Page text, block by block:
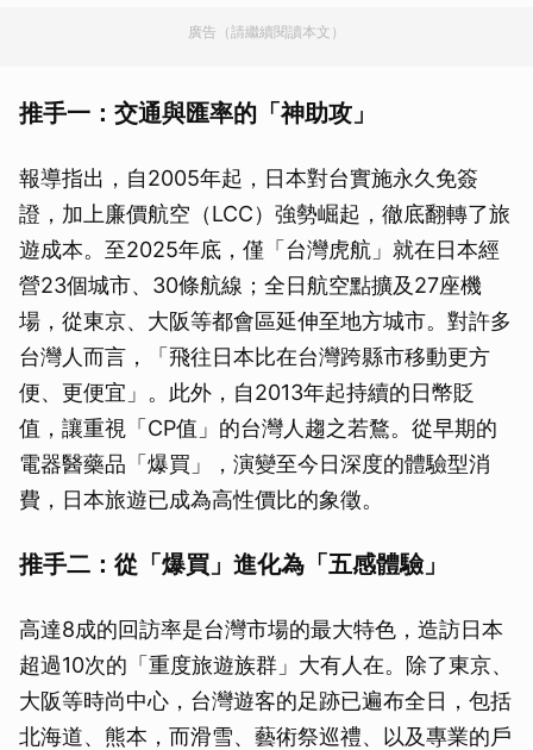
廣告（請繼續閱讀本文）
推手一：交通與匯率的「神助攻」
報導指出，自2005年起，日本對台實施永久免簽
證，加上廉價航空（LCC）強勢崛起，徹底翻轉了旅
遊成本。至2025年底，僅「台灣虎航」就在日本經
營23個城市、30條航線；全日航空點擴及27座機
場，從東京、大阪等都會區延伸至地方城市。對許多
台灣人而言，「飛往日本比在台灣跨縣市移動更方
便、更便宜」。此外，自2013年起持續的日幣貶
值，讓重視「CP值」的台灣人趨之若鶩。從早期的
電器醫藥品「爆買」，演變至今日深度的體驗型消
費，日本旅遊已成為高性價比的象徵。
推手二：從「爆買」進化為「五感體驗」
高達8成的回訪率是台灣市場的最大特色，造訪日本
超過10次的「重度旅遊族群」大有人在。除了東京、
大阪等時尚中心，台灣遊客的足跡已遍布全日，包括
北海道、熊本，而滑雪、藝術祭巡禮、以及專業的戶